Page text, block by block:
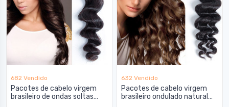
682 Vendido
Pacotes de cabelo virgem
brasileiro de ondas soltas
632 Vendido
Pacotes de cabelo virgem
brasileiro ondulado natural